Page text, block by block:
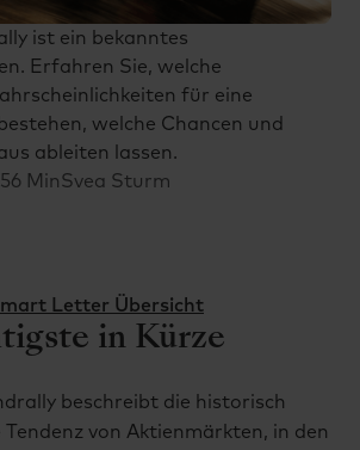
ist ein bekanntes
Erfahren Sie, welche
für eine
welche Chancen und
ableiten lassen.
6 MinSvea Sturm
Letter Übersicht
in Kürze
beschreibt die historisch
von Aktienmärkten, in den